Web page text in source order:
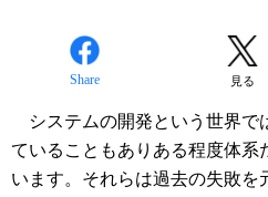
Share 見る
システムの開発という世界で
ていることもありある程度体系
います。それらは過去の失敗を